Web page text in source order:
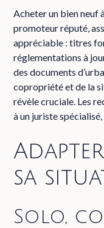
Acheter un bien neuf
promoteur réputé,
appréciable : titres
réglementations à
des documents
copropriété et de la
révèle cruciale. Les
à un juriste
sa
Solo,